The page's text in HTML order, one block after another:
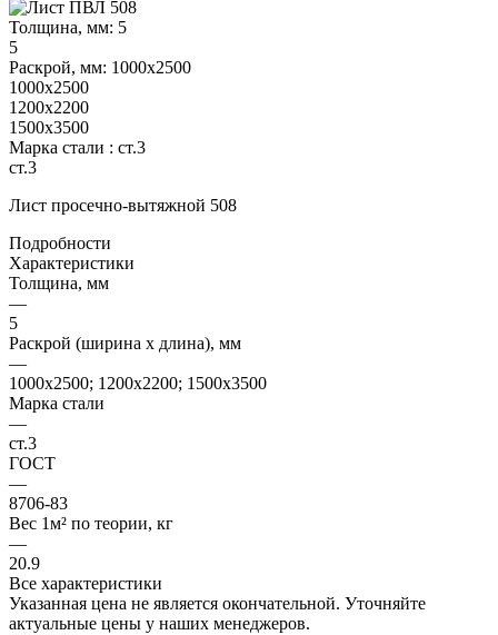
Толщина, мм: 5
5
Раскрой, мм: 1000х2500
1000х2500
1200х2200
1500х3500
Марка стали : ст.3
ст.3
Лист просечно-вытяжной 508
Подробности
Характеристики
Толщина, мм
—
5
Раскрой (ширина х длина), мм
—
1000х2500; 1200х2200; 1500х3500
Марка стали
—
ст.3
ГОСТ
—
8706-83
Вес 1м² по теории, кг
—
20.9
Все характеристики
Указанная цена не является окончательной. Уточняйте
актуальные цены у наших менеджеров.